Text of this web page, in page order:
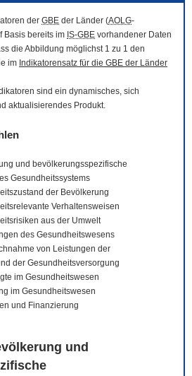
der GBE der Länder (AOLG-
Basis bereits im IS-GBE vorhandener Daten
die Abbildung möglichst 1 zu 1 den
im Indikatorensatz für die GBE der Länder
sind ein dynamisches, sich
aktualisierendes Produkt.
und bevölkerungsspezifische
Gesundheitssystems
der Bevölkerung
Verhaltensweisen
aus der Umwelt
des Gesundheitswesens
von Leistungen der
der Gesundheitsversorgung
im Gesundheitswesen
im Gesundheitswesen
und Finanzierung
und